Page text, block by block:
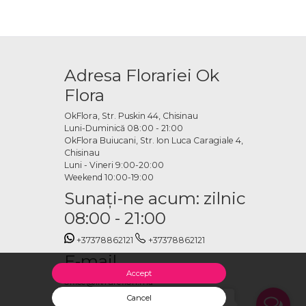
Accept
Cancel
online
comanda. Echipa OkFlora se ocupă de pregătirea tuturor
l-ai imaginat pentru cel mai important moment al zilei.
Adresa Florariei Ok
Flora
OkFlora, Str. Puskin 44, Chisinau
Luni-Duminică 08:00 - 21:00
OkFlora Buiucani, Str. Ion Luca Caragiale 4,
Chisinau
Luni - Vineri 9:00-20:00
Weekend 10:00-19:00
Sunaţi-ne acum: zilnic
08:00 - 21:00
+37378862121 +37378862121
E-mail
office@livrareflori.md
Salut, cu ce te putem